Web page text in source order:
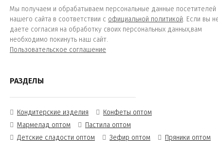
Мы получаем и обрабатываем персональные данные посетителей
нашего сайта в соответствии с официальной политикой. Если вы
даете согласия на обработку своих персональных данных,вам
необходимо покинуть наш сайт.
Пользовательское соглашение
РАЗДЕЛЫ
Кондитерские изделия
Конфеты оптом
Мармелад оптом
Пастила оптом
Детские сладости оптом
Зефир оптом Пряники оптом